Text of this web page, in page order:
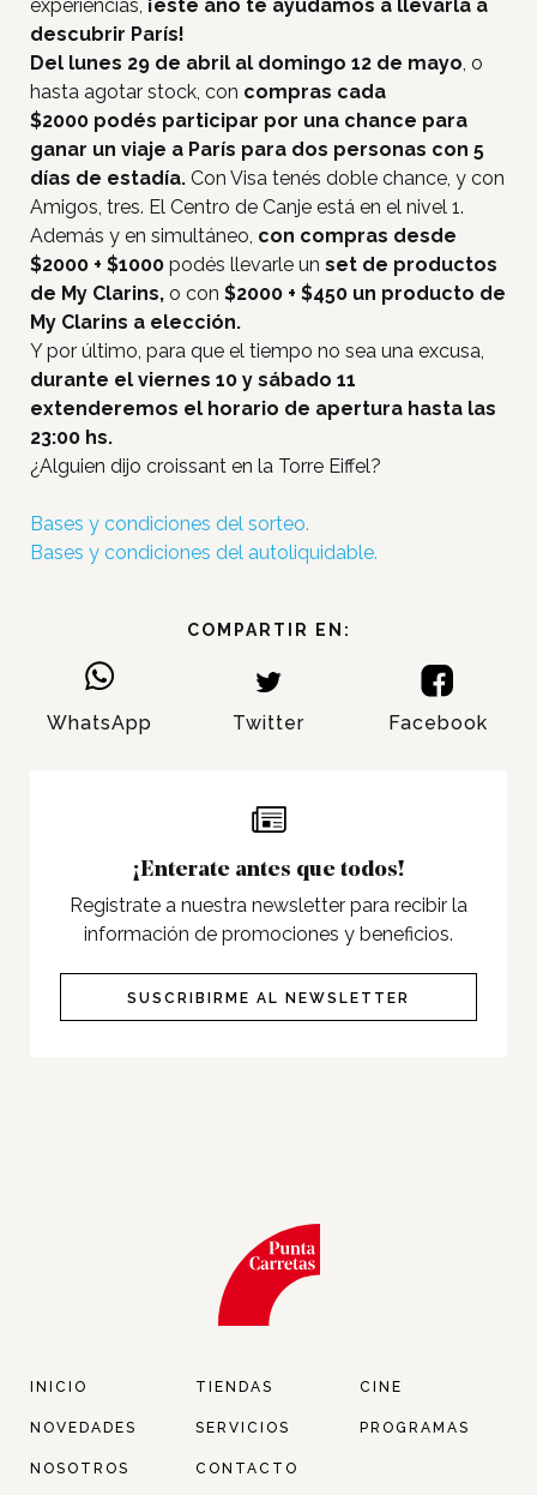
Novedades
Gift Cards y Colectivos
Pet Friendly
Servicios
Contacto
Facebook Twitter
experiencias, ¡este año te ayudamos a llevarla a
descubrir París!
Del lunes 29 de abril al domingo 12 de mayo, o
hasta agotar stock, con compras cada
$2000 podés participar por una chance para
ganar un viaje a París para dos personas con 5
días de estadía. Con Visa tenés doble chance, y con
Amigos, tres. El Centro de Canje está en el nivel 1.
Además y en simultáneo, con compras desde
$2000 + $1000 podés llevarle un set de productos
de My Clarins, o con $2000 + $450 un producto de
My Clarins a elección.
Y por último, para que el tiempo no sea una excusa,
durante el viernes 10 y sábado 11
extenderemos el horario de apertura hasta las
23:00 hs.
¿Alguien dijo croissant en la Torre Eiffel?
Bases y condiciones del sorteo.
Bases y condiciones del autoliquidable.
¡Enterate antes que todos!
Registrate a nuestra newsletter para recibir la
información de promociones y beneficios.
SUSCRIBIRME AL NEWSLETTER
COMPARTIR EN:
WhatsApp Twitter Facebook
INICIO TIENDAS CINE
NOVEDADES SERVICIOS PROGRAMAS
NOSOTROS CONTACTO